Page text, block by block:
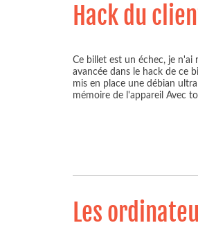
Hack du
Ce billet est un échec, je n'ai
avancée dans le hack de ce
mis en place une débian
mémoire de l'appareil Avec
Les